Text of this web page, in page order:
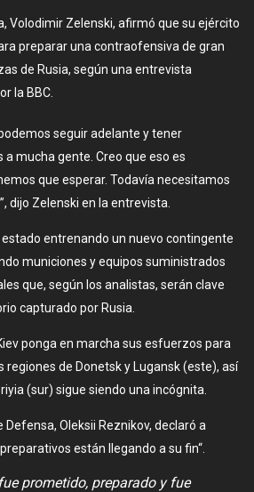
Volodimir Zelenski, afirmó que su ejército
preparar una contraofensiva de gran
de Rusia, según una entrevista
la BBC.
seguir adelante y tener
mucha gente. Creo que eso es
que esperar. Todavía necesitamos
dijo Zelenski en la entrevista.
estado entrenando un nuevo contingente
municiones y equipos suministrados
que, según los analistas, serán clave
capturado por Rusia.
ponga en marcha sus esfuerzos para
regiones de Donetsk y Lugansk (este), así
(sur) sigue siendo una incógnita.
Defensa, Oleksii Reznikov, declaró a
están llegando a su fin“.
prometido, preparado y fue